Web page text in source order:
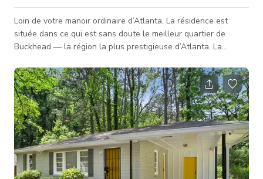
Loin de votre manoir ordinaire d’Atlanta. La résidence est
située dans ce qui est sans doute le meilleur quartier de
Buckhead — la région la plus prestigieuse d’Atlanta. La
remarquable collection d’art original répartie sur 7 chambres
et des espaces d’accueil incroyables. La maison est nichée
dans une forêt ancienne de 2,3 acres offrant une intimité
incroyable tout en étant à seulement 10 minutes du centre-
ville. Pour pl